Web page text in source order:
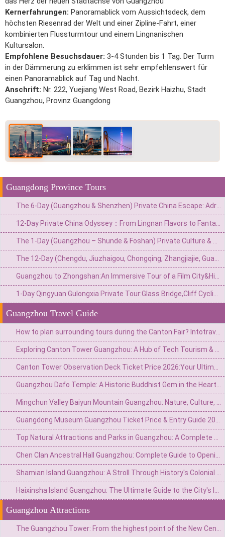
Kernerfahrungen: Panoramablick vom Aussichtsdeck, dem
höchsten Riesenrad der Welt und einer Zipline-Fahrt, einer
kombinierten Flussturmtour und einem Lingnanischen
Kultursalon.
Empfohlene Besuchsdauer: 3-4 Stunden bis 1 Tag. Der Turm
in der Dämmerung zu erklimmen ist sehr empfehlenswert für
einen Panoramablick auf Tag und Nacht.
Anschrift: Nr. 222, Yuejiang West Road, Bezirk Haizhu, Stadt
Guangzhou, Provinz Guangdong
Guangdong Province Tours
Guangzhou Travel Guide
Guangzhou Attractions